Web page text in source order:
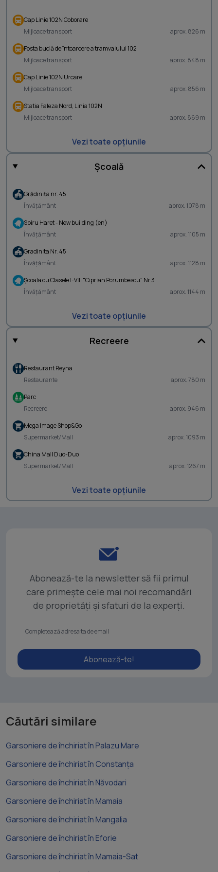
Cap Linie 102N Coborare
Mijloace transport
aprox. 826 m
Fosta buclă de întoarcere a tramvaiului 102
Mijloace transport
aprox. 848 m
Cap Linie 102N Urcare
Mijloace transport
aprox. 856 m
Statia Faleza Nord, Linia 102N
Mijloace transport
aprox. 869 m
Vezi toate opțiunile
Școală
Grădiniţa nr. 45
Învățământ
aprox. 1078 m
Spiru Haret - New building (en)
Învățământ
aprox. 1105 m
Gradinita Nr. 45
Învățământ
aprox. 1128 m
Şcoala cu Clasele I-VIII "Ciprian Porumbescu" Nr.3
Învățământ
aprox. 1144 m
Vezi toate opțiunile
Recreere
Restaurant Reyna
Restaurante
aprox. 780 m
Parc
Recreere
aprox. 946 m
Mega Image Shop&Go
Supermarket/Mall
aprox. 1093 m
China Mall Duo-Duo
Supermarket/Mall
aprox. 1267 m
Vezi toate opțiunile
Abonează-te la newsletter să fii primul
care primește cele mai noi recomandări
de proprietăți și sfaturi de la experți.
Abonează-te!
Căutări similare
Garsoniere de închiriat în Palazu Mare
Garsoniere de închiriat în Constanța
Garsoniere de închiriat în Năvodari
Garsoniere de închiriat în Mamaia
Garsoniere de închiriat în Mangalia
Garsoniere de închiriat în Eforie
Garsoniere de închiriat în Mamaia-Sat